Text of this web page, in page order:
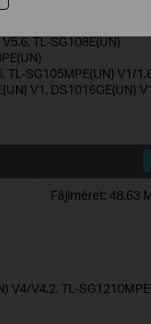
V2.2/V2.6/2.26, TL-
TL-SG108E(UN)
SG105MPE(UN) V1/
V1, DS1016GE(UN)
Fájlméret: 48.63
V4/V4.2, TL-